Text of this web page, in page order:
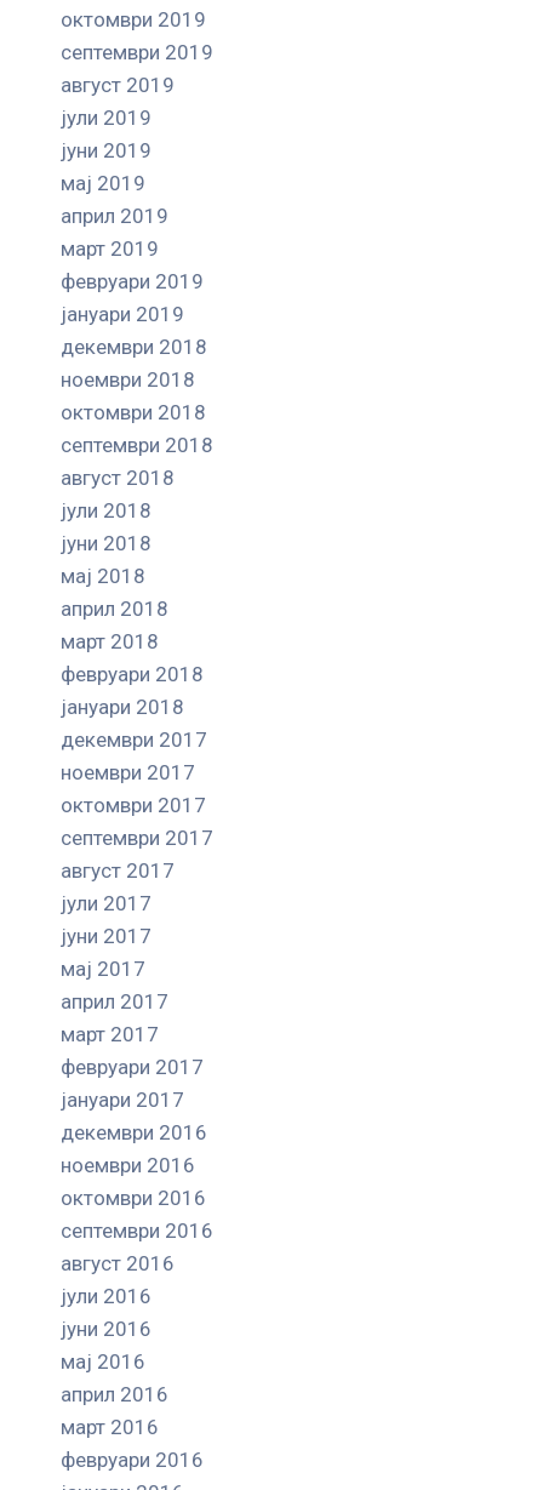
октомври 2019
септември 2019
август 2019
јули 2019
јуни 2019
мај 2019
април 2019
март 2019
февруари 2019
јануари 2019
декември 2018
ноември 2018
октомври 2018
септември 2018
август 2018
јули 2018
јуни 2018
мај 2018
април 2018
март 2018
февруари 2018
јануари 2018
декември 2017
ноември 2017
октомври 2017
септември 2017
август 2017
јули 2017
јуни 2017
мај 2017
април 2017
март 2017
февруари 2017
јануари 2017
декември 2016
ноември 2016
октомври 2016
септември 2016
август 2016
јули 2016
јуни 2016
мај 2016
април 2016
март 2016
февруари 2016